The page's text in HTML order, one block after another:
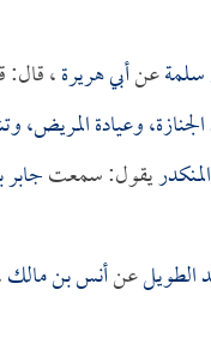
سلمةعنأبي هريرة، قال:
وعيادة المريض،
يقول: سمعتجابر
الطويلعنأنس بن مالك